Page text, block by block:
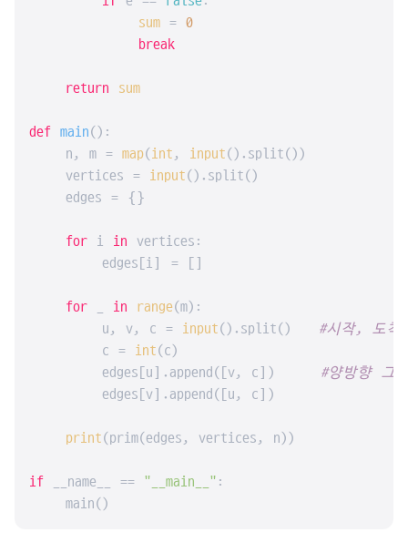
sum = 0
break
return sum
def main():
    n, m =
map(int , input().split())
    vertices =
input().split()
    edges = {}
for i in vertices:
        edges[i] = []
for in range(m):
        u, v, c =
input().split() #시작, 도착
        c =
int(c)
        edges[u].append([v, c])
#양방향 그
        edges[v].append([u, c])
print(prim(edges, vertices, n))
if __name__ == "__main__" :
    main()